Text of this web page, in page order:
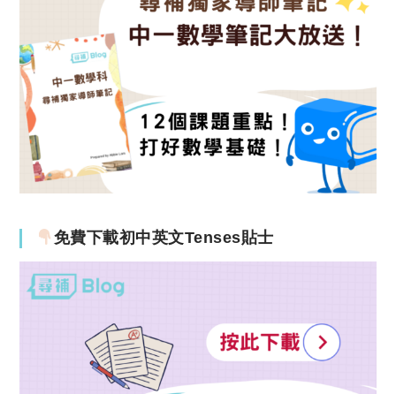
免費下載初中英文Tenses貼士